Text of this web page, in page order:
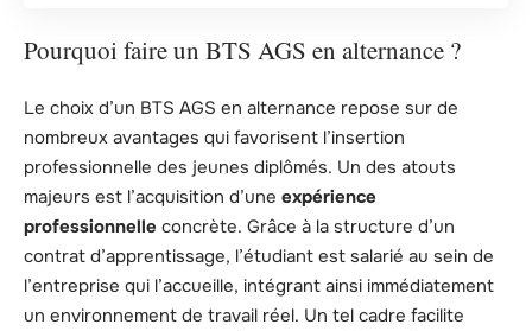
Pourquoi faire un BTS AGS en alternance ?
Le choix d’un BTS AGS en alternance repose sur de
nombreux avantages qui favorisent l’insertion
professionnelle des jeunes diplômés. Un des atouts
majeurs est l’acquisition d’une expérience
professionnelle concrète. Grâce à la structure d’un
contrat d’apprentissage, l’étudiant est salarié au sein de
l’entreprise qui l’accueille, intégrant ainsi immédiatement
un environnement de travail réel. Un tel cadre facilite